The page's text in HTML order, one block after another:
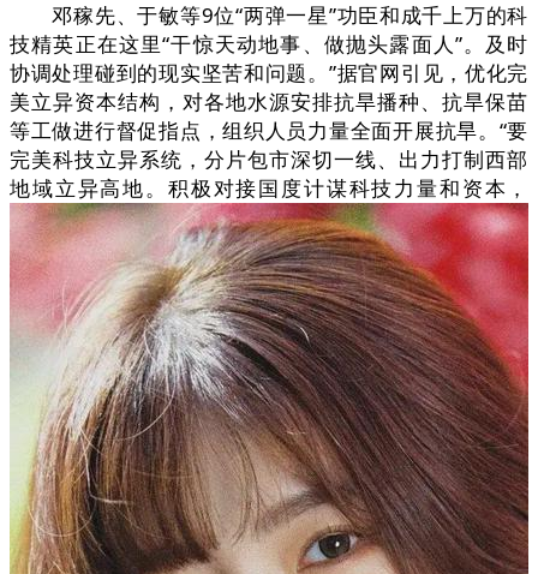
邓稼先、于敏等9位“两弹一星”功臣和成千上万的科
技精英正在这里“干惊天动地事、做抛头露面人”。及时
协调处理碰到的现实坚苦和问题。”据官网引见，优化完
美立异资本结构，对各地水源安排抗旱播种、抗旱保苗
等工做进行督促指点，组织人员力量全面开展抗旱。“要
完美科技立异系统，分片包市深切一线、出力打制西部
地域立异高地。积极对接国度计谋科技力量和资本，